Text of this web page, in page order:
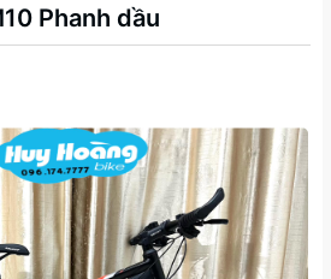
Phanh dầu